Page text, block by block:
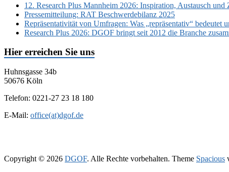
12. Research Plus Mannheim 2026: Inspiration, Austausch
Pressemitteilung: RAT Beschwerdebilanz 2025
Repräsentativität von Umfragen: Was „repräsentativ“
Research Plus 2026: DGOF bringt seit 2012 die Branche
Hier erreichen Sie uns
Huhnsgasse 34b
50676 Köln
Telefon: 0221-27 23 18 180
E-Mail: office(at)dgof.de
Copyright © 2026 DGOF. Alle Rechte vorbehalten. Theme Spacious